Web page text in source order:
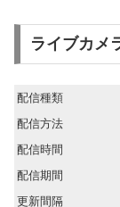
ライブカメ
配信種類
配信方法
配信時間
配信期間
更新間隔